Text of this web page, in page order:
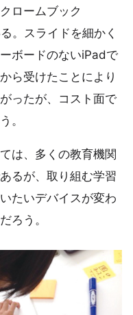
ロームブック
。スライドを細かく
ボードのないiPadで
ら受けたことにより
ったが、コスト面で
。
は、多くの教育機関
るが、取り組む学習
たいデバイスが変わ
ろう。